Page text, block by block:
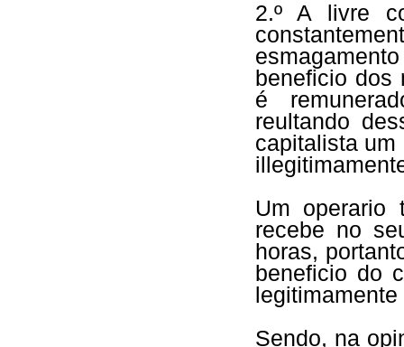
2.º A livre
beneficio dos
é
reultando
capitalista
Um operario
recebe no
horas,
beneficio do
Sendo, na